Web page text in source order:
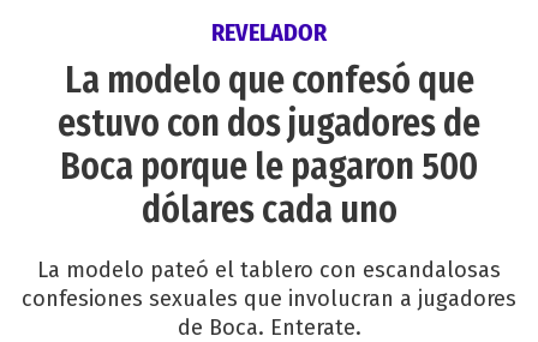
REVELADOR
La modelo que confesó que
estuvo con dos jugadores de
Boca porque le pagaron 500
dólares cada uno
La modelo pateó el tablero con escandalosas
confesiones sexuales que involucran a jugadores
de Boca. Enterate.